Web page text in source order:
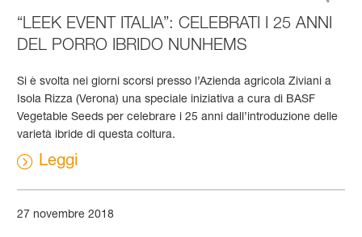
“LEEK EVENT ITALIA”: CELEBRATI I 25 ANNI
DEL PORRO IBRIDO NUNHEMS
Si è svolta nei giorni scorsi presso l’Azienda agricola Ziviani a
Isola Rizza (Verona) una speciale iniziativa a cura di BASF
Vegetable Seeds per celebrare i 25 anni dall’introduzione delle
varietà ibride di questa coltura.
Leggi
27 novembre 2018